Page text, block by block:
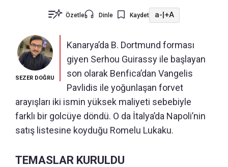
Özetle Dinle Kaydet a-|+A
SEZER DOĞRU
Kanarya’da B. Dortmund forması
giyen Serhou Guirassy ile başlayan
son olarak Benfica’dan Vangelis
Pavlidis ile yoğunlaşan forvet
arayışları iki ismin yüksek maliyeti sebebiyle
farklı bir golcüye döndü. O da İtalya’da Napoli’nin
satış listesine koyduğu Romelu Lukaku.
TEMASLAR KURULDU